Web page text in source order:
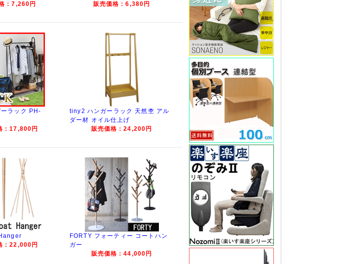
：7,260円 販売価格：6,380円
ラック PH-
：17,800円
tiny2 ハンガーラック 天然杢 アル
ダー材 オイル仕上げ
販売価格：24,200円
：22,000円
FORTY フォーティー コートハン
ガー
販売価格：44,000円